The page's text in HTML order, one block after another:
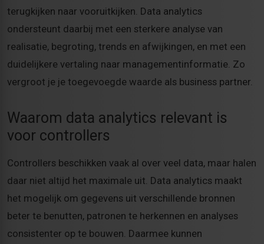
terugkijken naar vooruitkijken. Data analytics
ondersteunt daarbij met een sterkere analyse van
realisatie, begroting, trends en afwijkingen, en met een
duidelijkere vertaling naar managementinformatie. Zo
vergroot je je toegevoegde waarde als business partner.
Waarom data analytics relevant is
voor controllers
Controllers beschikken vaak al over veel data, maar halen
daar niet altijd het maximale uit. Data analytics maakt
het mogelijk om gegevens uit verschillende bronnen
beter te benutten, patronen te herkennen en analyses
consistenter op te bouwen. Daarmee kunnen